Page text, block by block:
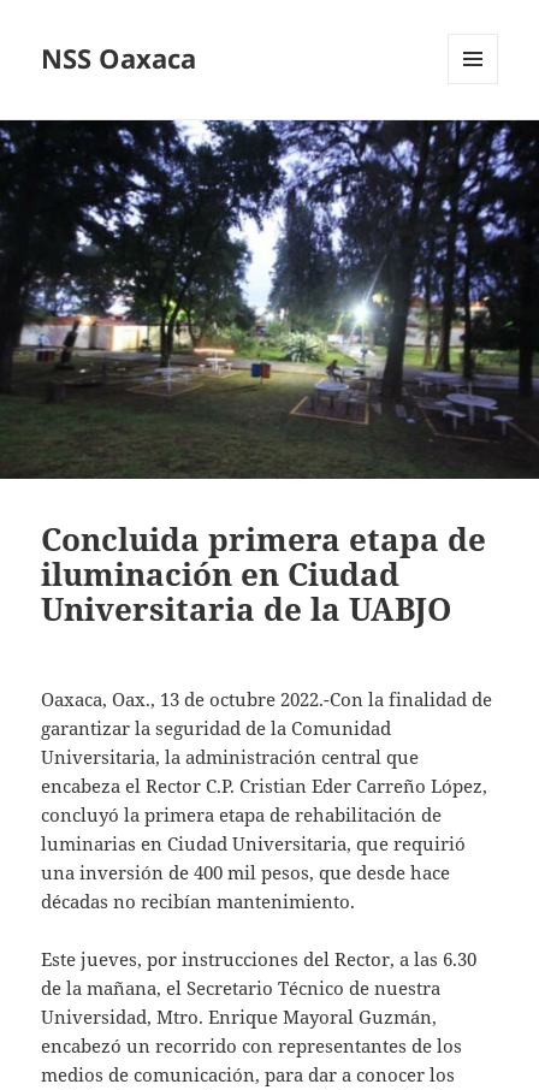
NSS Oaxaca
WIDGETS
Concluida primera etapa de
iluminación en Ciudad
Universitaria de la UABJO
Oaxaca, Oax., 13 de octubre 2022.-Con la finalidad de
garantizar la seguridad de la Comunidad
Universitaria, la administración central que
encabeza el Rector C.P. Cristian Eder Carreño López,
concluyó la primera etapa de rehabilitación de
luminarias en Ciudad Universitaria, que requirió
una inversión de 400 mil pesos, que desde hace
décadas no recibían mantenimiento.
Este jueves, por instrucciones del Rector, a las 6.30
de la mañana, el Secretario Técnico de nuestra
Universidad, Mtro. Enrique Mayoral Guzmán,
encabezó un recorrido con representantes de los
medios de comunicación, para dar a conocer los